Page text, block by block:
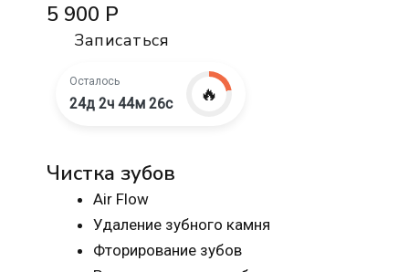
5 900 Р
Записаться
Осталось
24д 2ч 44м 25с 🔥
Чистка зубов
Air Flow
Удаление зубного камня
Фторирование зубов